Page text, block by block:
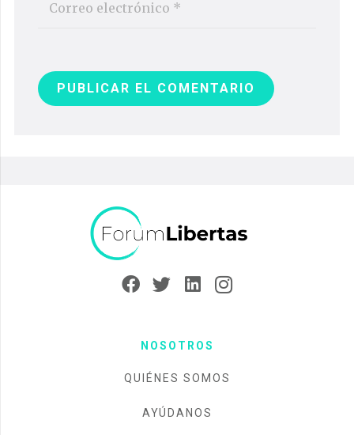
PUBLICAR EL COMENTARIO
NOSOTROS
QUIÉNES SOMOS
AYÚDANOS